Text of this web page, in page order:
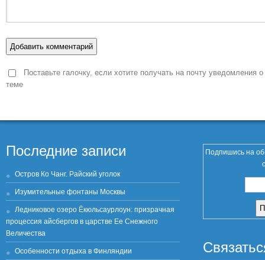
Поставьте галочку, если хотите получать на почту уведомления
теме
Последние записи
Остров Ко Чанг. Райский уголок
Изумительные фонтаны Москвы
Ледниковое озеро Ёкюльсаурлоун: призрачная
процессия айсбергов в царстве Ее Снежного
Величества
Особенности отдыха в Финляндии
Подпишись на